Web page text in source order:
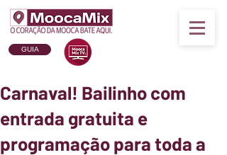
GUIA
Carnaval! Bailinho com
entrada gratuita e
programação para toda a